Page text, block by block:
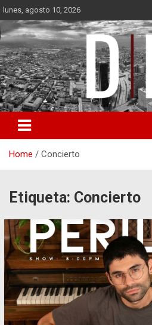
Skip
to
content
lunes, agosto 10, 2026
Diámetro
Home Concierto
Etiqueta: Concierto